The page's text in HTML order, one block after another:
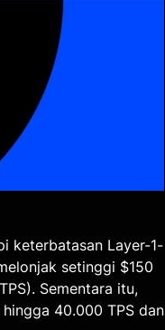
keterbatasan Layer-1-
setinggi $150
Sementara itu,
40.000 TPS dan